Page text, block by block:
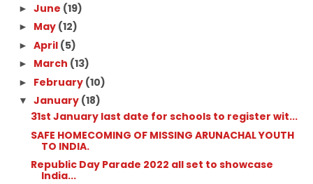
► June (19)
► May (12)
► April (5)
► March (13)
► February (10)
▼ January (18)
31st January last date for schools to register wit...
SAFE HOMECOMING OF MISSING ARUNACHAL YOUTH
TO INDIA.
Republic Day Parade 2022 all set to showcase
India...